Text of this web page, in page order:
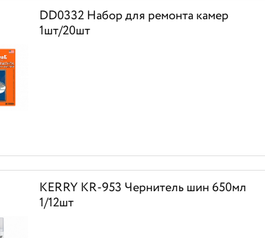
DD0332 Набор для ремонта камер
1шт/20шт
KERRY KR-953 Чернитель шин 650мл
1/12шт